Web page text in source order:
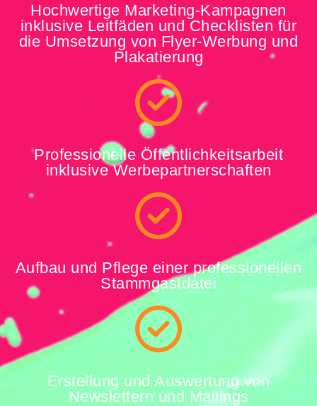
Hochwertige Marketing-Kampagnen
inklusive Leitfäden und Checklisten für
die Umsetzung von Flyer-Werbung und
Plakatierung
Professionelle Öffentlichkeitsarbeit
inklusive Werbepartnerschaften
Aufbau und Pflege einer professionellen
Stammgastdatei
Erstellung und Auswertung von
Newslettern und Mailings